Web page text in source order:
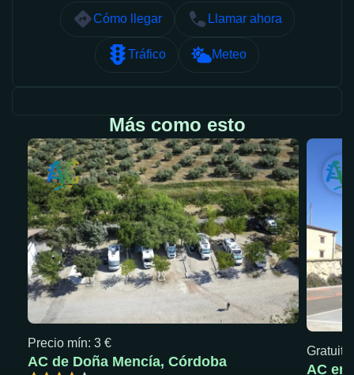
Cómo llegar
Llamar ahora
Tráfico Meteo
Más como esto
Precio mín: 3 €
AC de Doña Mencía, Córdoba
Gratuita
AC en